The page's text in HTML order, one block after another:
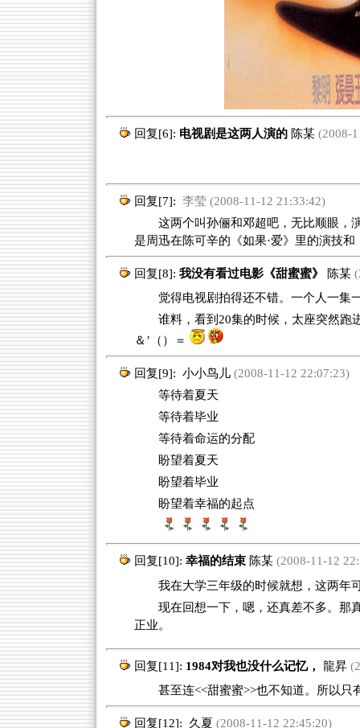
回复[6]: 电视剧是这两人演的 陈某(2008-
回复[7]: 李莹 (2008-11-12 21:33:42)
这两个叫孙俪和邓超吧，无比顺眼，演
是周迅在陈可辛的《如果·爱》里的演技
回复[8]: 我没有看过电影《甜蜜蜜》 陈某
觉得电视剧拍得还不错。一个人一集
谁料，看到20集的时候，太座突然跑
＆’（）＝
回复[9]: 小小鸟儿(2008-11-12 22:07:23)
等待着夏天
等待着毕业
等待着命运的分配
盼望着夏天
盼望着毕业
盼望着幸福的起点
回复[10]: 幸福的结束 陈某(2008-11-12
我在大学三年级的时候就想，这两年
现在回想一下，嗯，还真差不多。那
正业。
回复[11]: 1984对我也没什么记忆， 龍昇
甚至连<<甜蜜蜜>>也不知道。所以只
回复[12]: 久夏 (2008-11-12 22:45:20)